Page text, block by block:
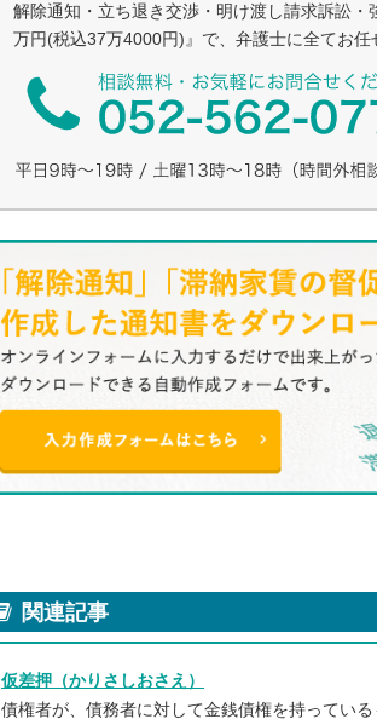
解除通知・立ち退き交渉・明け渡し請求訴訟
万円(税込37万4000円)』で、弁護士に全てお任
関連記事
仮差押（かりさしおさえ）
債権者が、債務者に対して金銭債権を持ってい